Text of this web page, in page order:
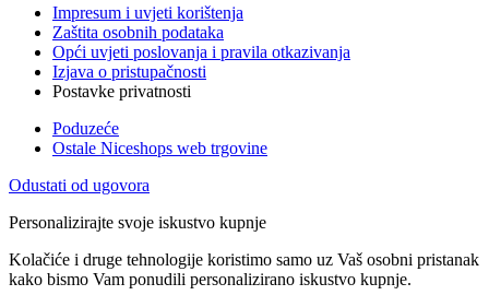
Impresum i uvjeti korištenja
Zaštita osobnih podataka
Opći uvjeti poslovanja i pravila otkazivanja
Izjava o pristupačnosti
Postavke privatnosti
Poduzeće
Ostale Niceshops web trgovine
Odustati od ugovora
Personalizirajte svoje iskustvo kupnje
Kolačiće i druge tehnologije koristimo samo uz Vaš osobni pristanak
kako bismo Vam ponudili personalizirano iskustvo kupnje.